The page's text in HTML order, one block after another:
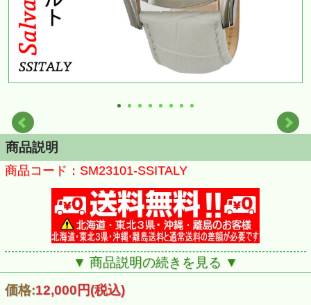
商品説明
商品コード：SM23101-SSITALY
▼ 商品説明の続きを見る ▼
価格:12,000円(税込)